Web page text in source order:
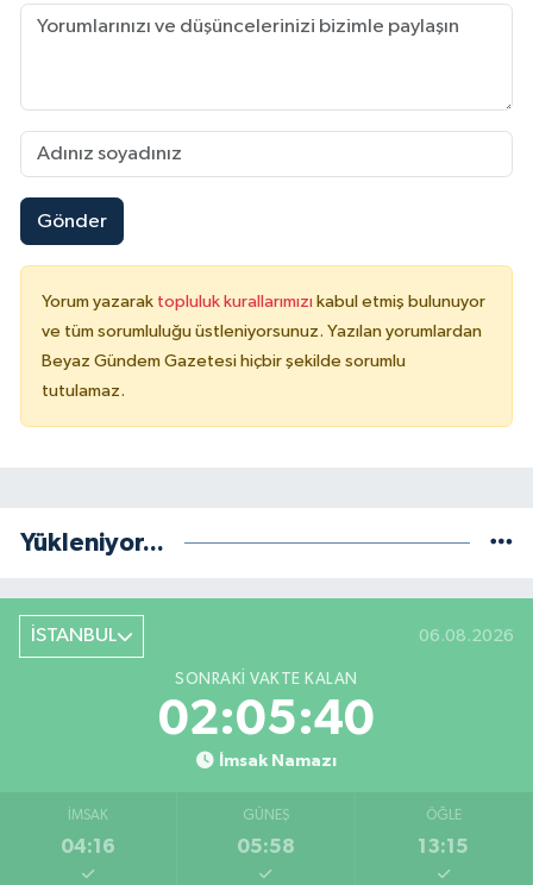
Gönder
Yorum yazarak topluluk kurallarımızı kabul etmiş bulunuyor
ve tüm sorumluluğu üstleniyorsunuz. Yazılan yorumlardan
Beyaz Gündem Gazetesi hiçbir şekilde sorumlu
tutulamaz.
Yükleniyor...
İSTANBUL 06.08.2026
SONRAKI VAKTE KALAN
02:05:40
İmsak Namazı
İMSAK
04:16
GÜNEŞ
05:58
ÖĞLE
13:15